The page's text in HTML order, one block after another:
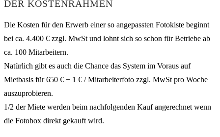
DER KOSTENRAHMEN
Die Kosten für den Erwerb einer so angepassten Fotokiste beginnt
bei ca. 4.400 € zzgl. MwSt und lohnt sich so schon für Betriebe ab
ca. 100 Mitarbeitern.
Natürlich gibt es auch die Chance das System im Voraus auf
Mietbasis für 650 € + 1 € / Mitarbeiterfoto zzgl. MwSt pro Woche
auszuprobieren.
1/2 der Miete werden beim nachfolgenden Kauf angerechnet wenn
die Fotobox direkt gekauft wird.